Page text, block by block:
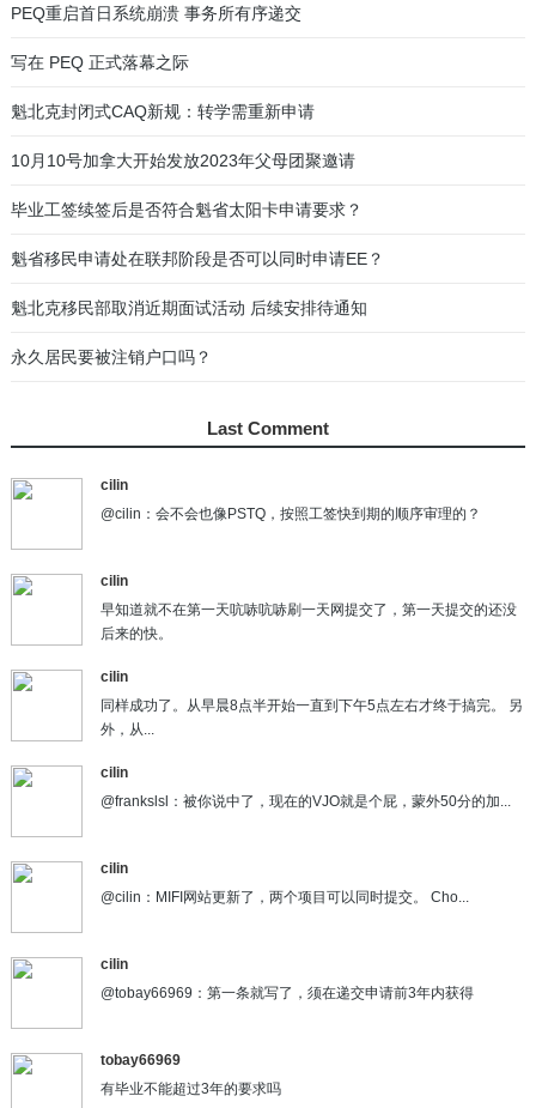
03 有关近期PEQ申请人收到延期信和面试信的通知
04 魁北克移民部今日公布经验类移民PEQ新政
05 魁省PEQ及技术移民联邦阶段申请进度统计
06 PEQ魁北克经验类快速移民通道
07 更新3:近期部分魁北克PEQ移民申请人面试情况
08 UCI Number是什么？从哪里可以找到UCI？
09 关于魁北克技术职业培训（Training）的几点误区
10 答疑：CSQ后联邦阶段是否可以回国等待？
Last Comment
cilin
@cilin：会不会也像PSTQ，按照工签快到期的顺序审理的？
cilin
早知道就不在第一天吭哧吭哧刷一天网提交了，第一天提交的还没
后来的快。
cilin
同样成功了。从早晨8点半开始一直到下午5点左右才终于搞完。 另
外，从...
cilin
@frankslsl：被你说中了，现在的VJO就是个屁，蒙外50分的加...
cilin
@cilin：MIFI网站更新了，两个项目可以同时提交。 Cho...
cilin
@tobay66969：第一条就写了，须在递交申请前3年内获得
tobay66969
有毕业不能超过3年的要求吗